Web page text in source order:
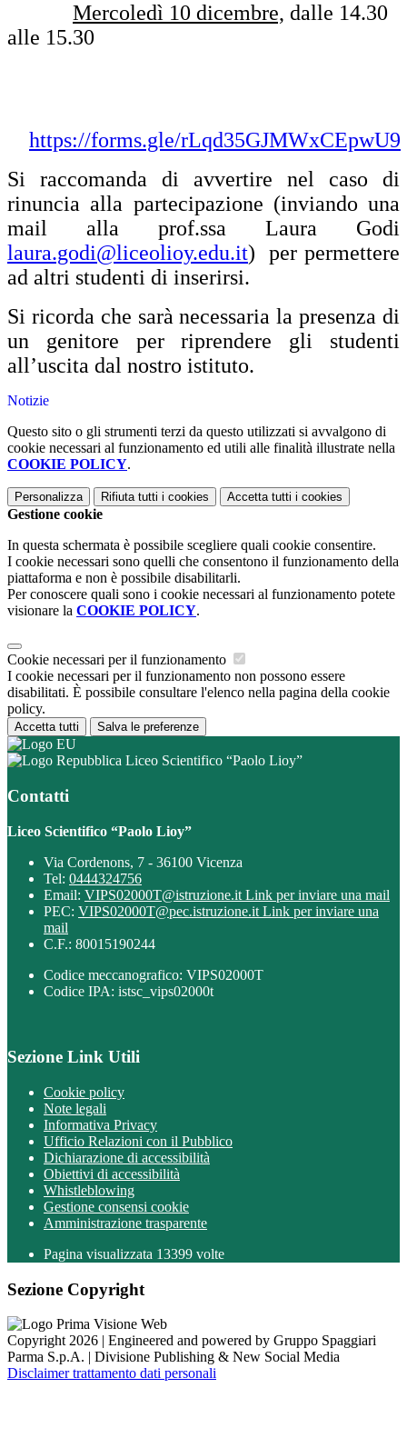
Mercoledì 10 dicembre, dalle 14.30
alle 15.30
https://forms.gle/rLqd35GJMWxCEpwU9
Si raccomanda di avvertire nel caso di
rinuncia alla partecipazione (inviando una
mail alla prof.ssa Laura Godi
laura.godi@liceolioy.edu.it)
per permettere
ad altri studenti di inserirsi.
Si ricorda che sarà necessaria la presenza di
un genitore per riprendere gli studenti
all’uscita dal nostro istituto.
Notizie
Questo sito o gli strumenti terzi da questo utilizzati si avvalgono di
cookie necessari al funzionamento ed utili alle finalità illustrate nella
COOKIE POLICY.
Personalizza Rifiuta tutti i cookies Accetta tutti i cookies
Gestione cookie
In questa schermata è possibile scegliere quali cookie consentire.
I cookie necessari sono quelli che consentono il funzionamento della
piattaforma e non è possibile disabilitarli.
Per conoscere quali sono i cookie necessari al funzionamento potete
visionare la COOKIE POLICY.
Cookie necessari per il funzionamento
I cookie necessari per il funzionamento non possono essere
disabilitati. È possibile consultare l'elenco nella pagina della cookie
policy.
Accetta tutti Salva le preferenze
Liceo Scientifico “Paolo Lioy”
Contatti
Liceo Scientifico “Paolo Lioy”
Via Cordenons, 7 - 36100 Vicenza
Tel: 0444324756
Email: VIPS02000T@istruzione.it Link per inviare una mail
PEC: VIPS02000T@pec.istruzione.it Link per inviare una
mail
C.F.: 80015190244
Codice meccanografico: VIPS02000T
Codice IPA: istsc_vips02000t
Sezione Link Utili
Cookie policy
Note legali
Informativa Privacy
Ufficio Relazioni con il Pubblico
Dichiarazione di accessibilità
Obiettivi di accessibilità
Whistleblowing
Gestione consensi cookie
Amministrazione trasparente
Pagina visualizzata 13399 volte
Sezione Copyright
Copyright 2026 | Engineered and powered by Gruppo Spaggiari
Parma S.p.A. | Divisione Publishing & New Social Media
Disclaimer trattamento dati personali